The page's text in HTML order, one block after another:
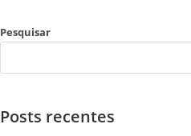
Pesquisar
Posts recentes